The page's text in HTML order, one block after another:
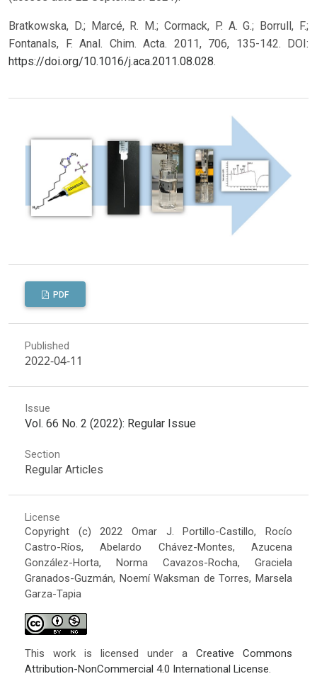
Bratkowska, D.; Marcé, R. M.; Cormack, P. A. G.; Borrull, F.;
Fontanals, F. Anal. Chim. Acta. 2011, 706, 135-142. DOI:
https://doi.org/10.1016/j.aca.2011.08.028.
PDF
Published
2022-04-11
Issue
Vol. 66 No. 2 (2022): Regular Issue
Section
Regular Articles
License
Copyright (c) 2022 Omar J. Portillo-Castillo, Rocío
Castro-Ríos, Abelardo Chávez-Montes, Azucena
González-Horta, Norma Cavazos-Rocha, Graciela
Granados-Guzmán, Noemí Waksman de Torres, Marsela
Garza-Tapia
This work is licensed under aCreative Commons
Attribution-NonCommercial 4.0 International License.